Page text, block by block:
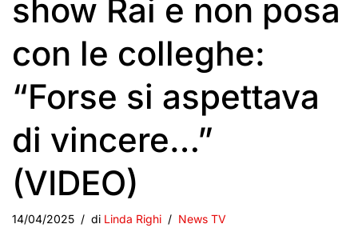
show Rai e non posa
con le colleghe:
“Forse si aspettava
di vincere…”
(VIDEO)
14/04/2025 di Linda Righi News TV